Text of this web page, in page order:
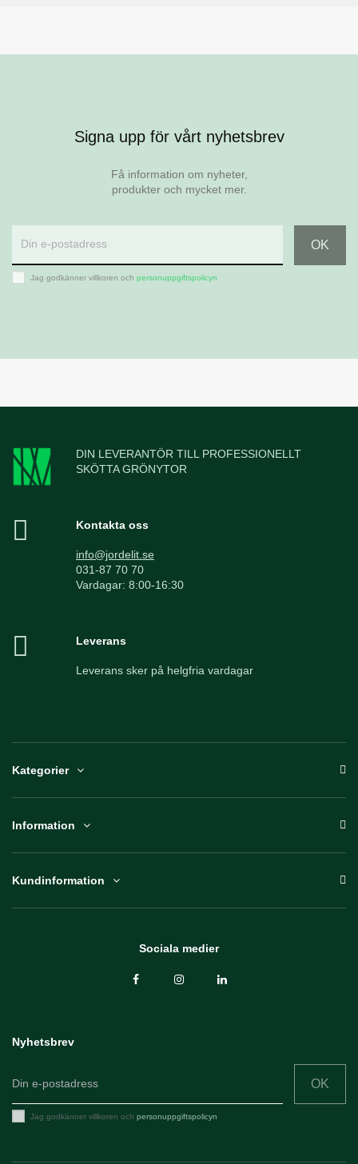
Signa upp för vårt nyhetsbrev
Få information om nyheter,
produkter och mycket mer.
Jag godkänner villkoren och personuppgiftspolicyn
DIN LEVERANTÖR TILL PROFESSIONELLT
SKÖTTA GRÖNYTOR
Kontakta oss
info@jordelit.se
031-87 70 70
Vardagar: 8:00-16:30
Leverans
Leverans sker på helgfria vardagar
Kategorier
Information
Kundinformation
Sociala medier
Nyhetsbrev
OK
Jag godkänner villkoren och personuppgiftspolicyn